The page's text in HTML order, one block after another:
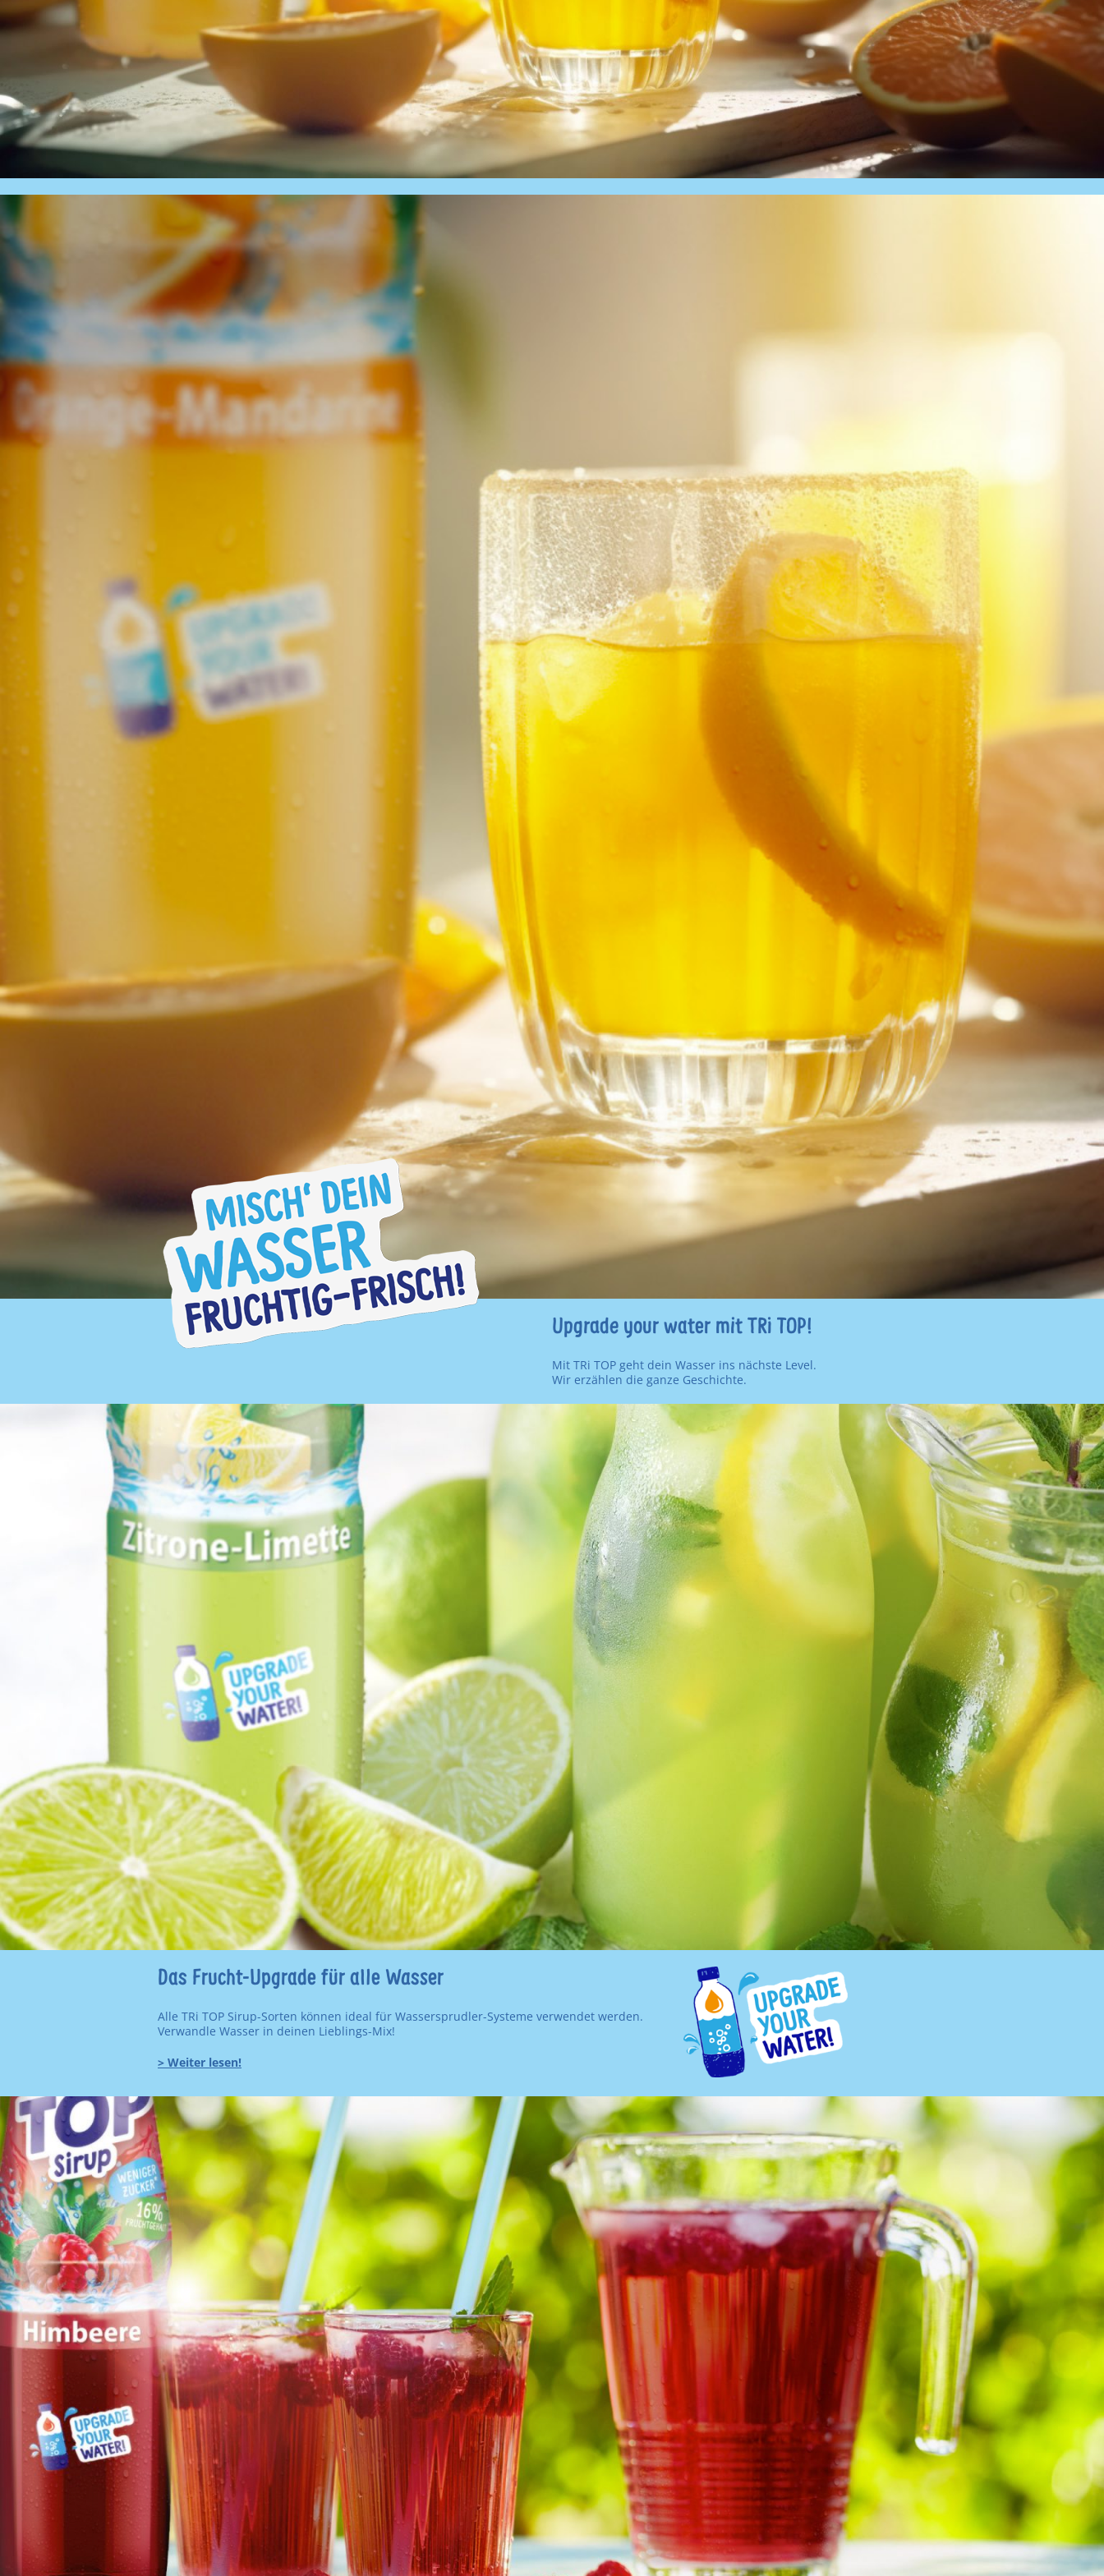
Upgrade your water mit TRi TOP!
Mit TRi TOP geht dein Wasser ins nächste Level.
Wir erzählen die ganze Geschichte.
Das Frucht-Upgrade für alle Wasser
Alle TRi TOP Sirup-Sorten können ideal für Wassersprudler-Systeme verwendet werden.
Verwandle Wasser in deinen Lieblings-Mix!
> Weiter lesen!